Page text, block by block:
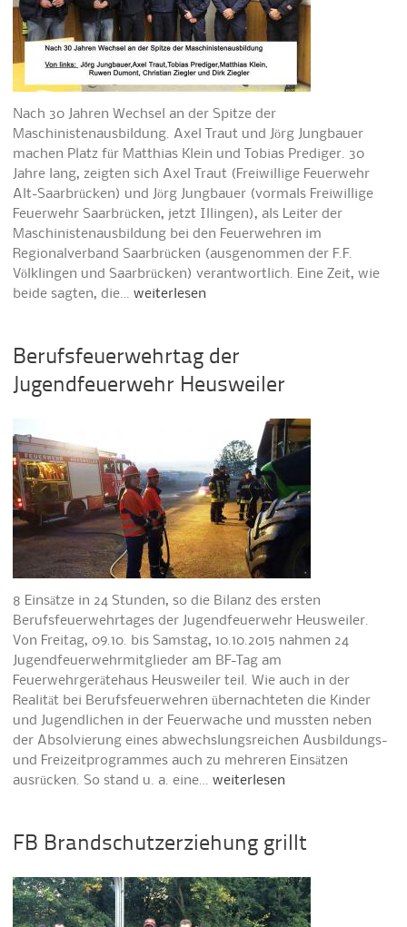
Nach 30 Jahren Wechsel an der Spitze der
Maschinistenausbildung. Axel Traut und Jörg Jungbauer
machen Platz für Matthias Klein und Tobias Prediger. 30
Jahre lang, zeigten sich Axel Traut (Freiwillige Feuerwehr
Alt-Saarbrücken) und Jörg Jungbauer (vormals Freiwillige
Feuerwehr Saarbrücken, jetzt Illingen), als Leiter der
Maschinistenausbildung bei den Feuerwehren im
Regionalverband Saarbrücken (ausgenommen der F.F.
Völklingen und Saarbrücken) verantwortlich. Eine Zeit, wie
beide sagten, die…weiterlesen
Berufsfeuerwehrtag der
Jugendfeuerwehr Heusweiler
8 Einsätze in 24 Stunden, so die Bilanz des ersten
Berufsfeuerwehrtages der Jugendfeuerwehr Heusweiler.
Von Freitag, 09.10. bis Samstag, 10.10.2015 nahmen 24
Jugendfeuerwehrmitglieder am BF-Tag am
Feuerwehrgerätehaus Heusweiler teil. Wie auch in der
Realität bei Berufsfeuerwehren übernachteten die Kinder
und Jugendlichen in der Feuerwache und mussten neben
der Absolvierung eines abwechslungsreichen Ausbildungs-
und Freizeitprogrammes auch zu mehreren Einsätzen
ausrücken. So stand u. a. eine…weiterlesen
FB Brandschutzerziehung grillt